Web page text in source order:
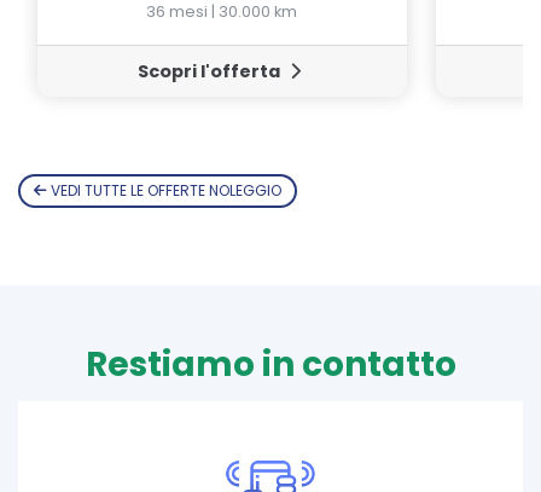
36 mesi | 30.000 km
Scopri l'offerta
VEDI TUTTE LE OFFERTE NOLEGGIO
Restiamo in contatto